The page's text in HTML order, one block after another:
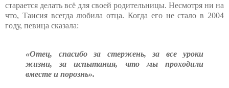
старается делать всё для своей родительницы. Несмотря ни на
что, Таисия всегда любила отца. Когда его не стало в 2004
году, певица сказала:
«Отец, спасибо за стержень, за все уроки
жизни, за испытания, что мы проходили
вместе и порознь».